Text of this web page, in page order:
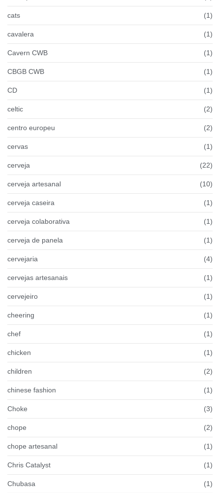
cats (1)
cavalera (1)
Cavern CWB (1)
CBGB CWB (1)
CD (1)
celtic (2)
centro europeu (2)
cervas (1)
cerveja (22)
cerveja artesanal (10)
cerveja caseira (1)
cerveja colaborativa (1)
cerveja de panela (1)
cervejaria (4)
cervejas artesanais (1)
cervejeiro (1)
cheering (1)
chef (1)
chicken (1)
children (2)
chinese fashion (1)
Choke (3)
chope (2)
chope artesanal (1)
Chris Catalyst (1)
Chubasa (1)